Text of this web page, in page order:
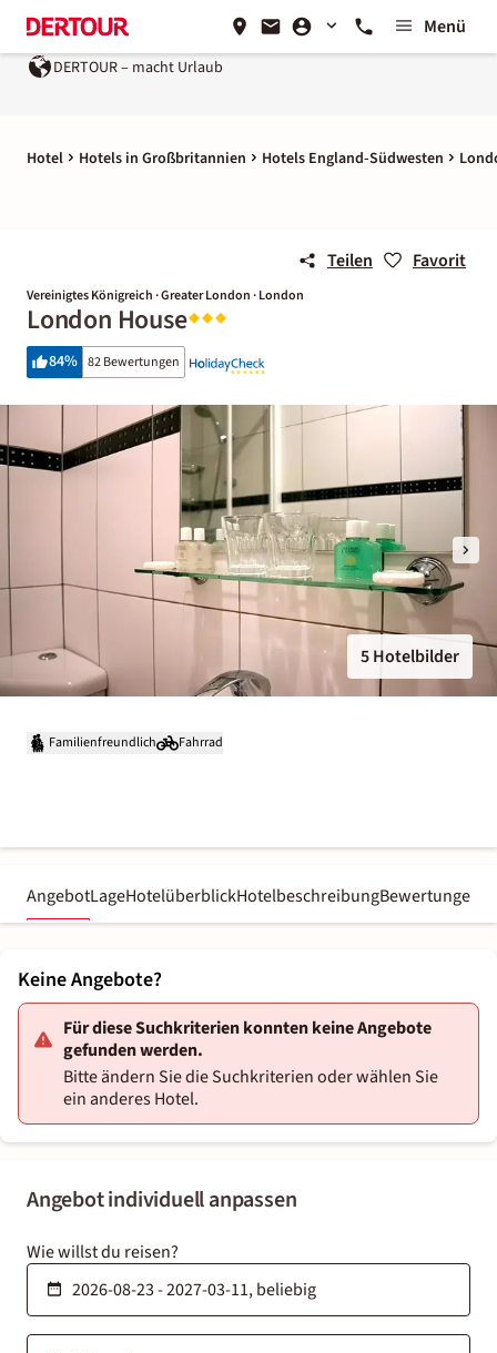
Menü
DERTOUR – macht Urlaub
Hotel Hotels in Großbritannien Hotels England-Südwesten
Teilen Favorit
Vereinigtes Königreich · Greater London · London
London House
84% 82 Bewertungen
5 Hotelbilder
Familienfreundlich Fahrrad
AngebotLageHotelüberblickHotelbeschreibungBewertungen
Angebot individuell anpassen
Wie willst du reisen?
Keine Angebote?
Für diese Suchkriterien konnten keine Angebote
gefunden werden.
Bitte ändern Sie die Suchkriterien oder wählen Sie
ein anderes Hotel.